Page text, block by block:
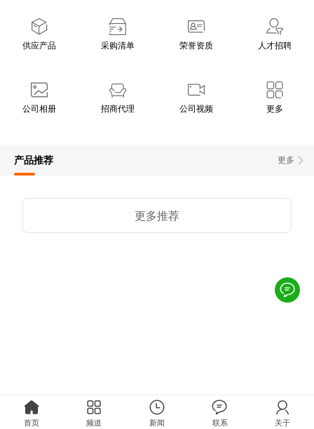
供应产品 采购清单 荣誉资质 人才招聘
公司相册 招商代理 公司视频 更多
更多
产品推荐
更多推荐
首页 频道 新闻 联系 关于